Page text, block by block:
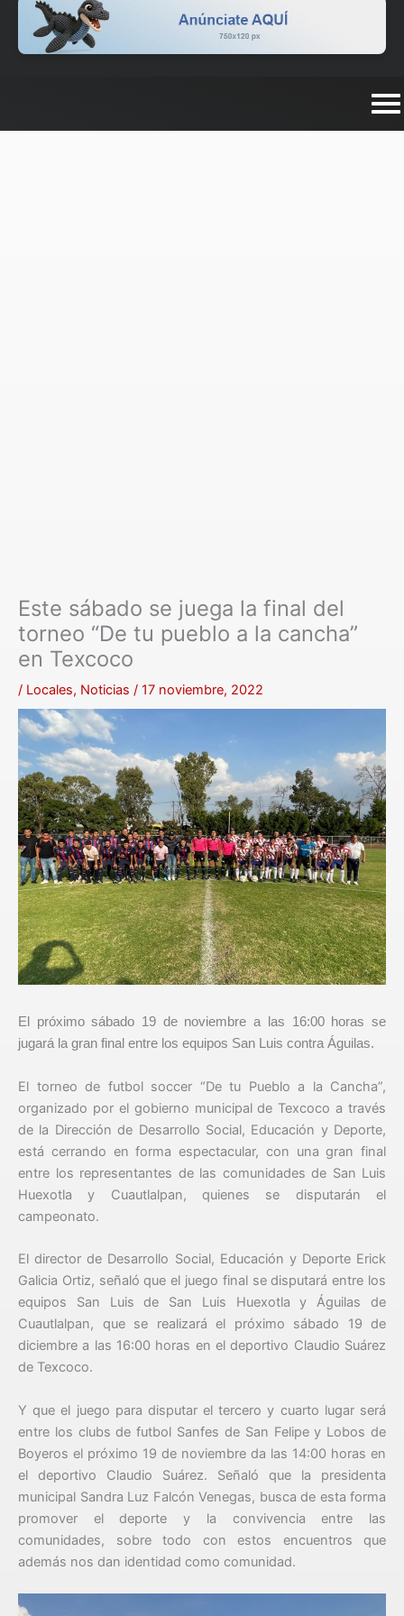
Este sábado se juega la final del
torneo “De tu pueblo a la cancha”
en Texcoco
/ Locales, Noticias / 17 noviembre, 2022
El próximo sábado 19 de noviembre a las 16:00 horas se
jugará la gran final entre los equipos San Luis contra Águilas.
El torneo de futbol soccer “De tu Pueblo a la Cancha”,
organizado por el gobierno municipal de Texcoco a través
de la Dirección de Desarrollo Social, Educación y Deporte,
está cerrando en forma espectacular, con una gran final
entre los representantes de las comunidades de San Luis
Huexotla y Cuautlalpan, quienes se disputarán el
campeonato.
El director de Desarrollo Social, Educación y Deporte Erick
Galicia Ortiz, señaló que el juego final se disputará entre los
equipos San Luis de San Luis Huexotla y Águilas de
Cuautlalpan, que se realizará el próximo sábado 19 de
diciembre a las 16:00 horas en el deportivo Claudio Suárez
de Texcoco.
Y que el juego para disputar el tercero y cuarto lugar será
entre los clubs de futbol Sanfes de San Felipe y Lobos de
Boyeros el próximo 19 de noviembre da las 14:00 horas en
el deportivo Claudio Suárez. Señaló que la presidenta
municipal Sandra Luz Falcón Venegas, busca de esta forma
promover el deporte y la convivencia entre las
comunidades, sobre todo con estos encuentros que
además nos dan identidad como comunidad.